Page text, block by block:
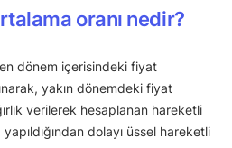
oranı nedir?
dönem içerisindeki fiyat
yakın dönemdeki fiyat
verilerek hesaplanan hareketli
yapıldığından dolayı üssel hareketli